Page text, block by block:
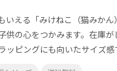
いえる「みけねこ（猫みか
供の心をつかみます。在庫
ッピングにも向いたサイズ感